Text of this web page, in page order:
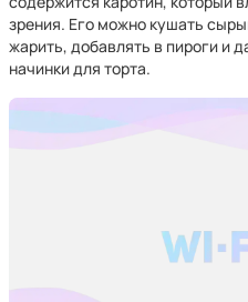
зрения. Его можно кушать
жарить, добавлять в пироги и
начинки для торта.